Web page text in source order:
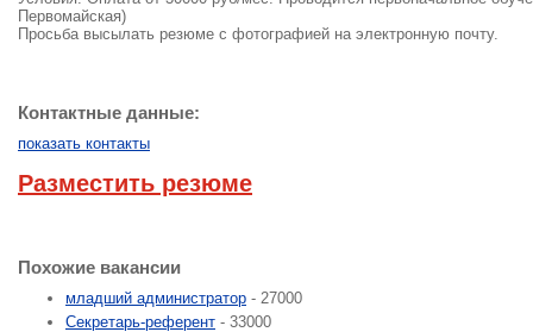
Первомайская)
Просьба высылать резюме с фотографией на электронную почту.
Контактные данные:
показать контакты
Разместить резюме
Похожие вакансии
младший администратор - 27000
Секретарь-референт - 33000